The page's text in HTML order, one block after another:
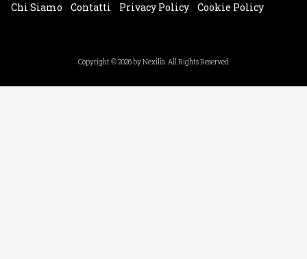
Chi Siamo Contatti Privacy Policy
Cookie Policy
Copyright © 2026 by Nexilia. All Rights Reserved